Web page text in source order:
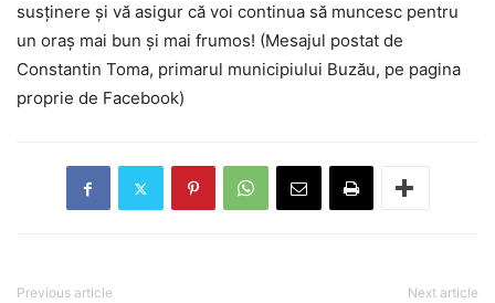
susținere și vă asigur că voi continua să muncesc pentru
un oraș mai bun și mai frumos! (Mesajul postat de
Constantin Toma, primarul municipiului Buzău, pe pagina
proprie de Facebook)
Previous article Next article